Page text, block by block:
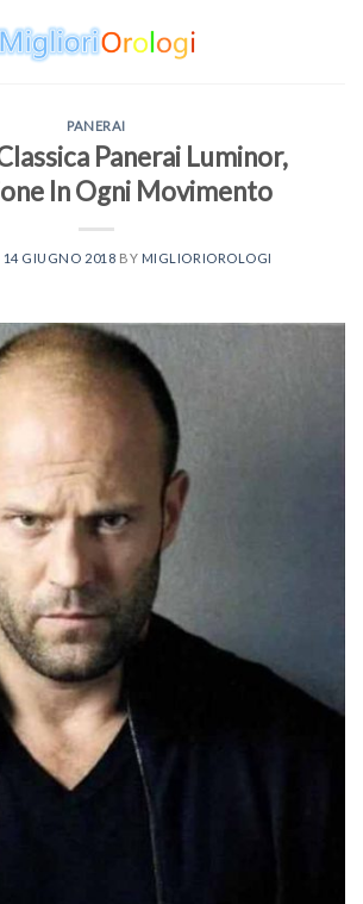
PANERAI
Panerai Luminor,
In Ogni Movimento
14 GIUGNO 2018 BY MIGLIORIOROLOGI